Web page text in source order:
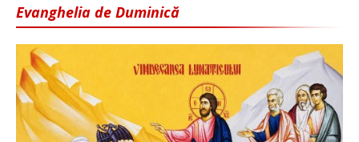
Evanghelia de Duminică